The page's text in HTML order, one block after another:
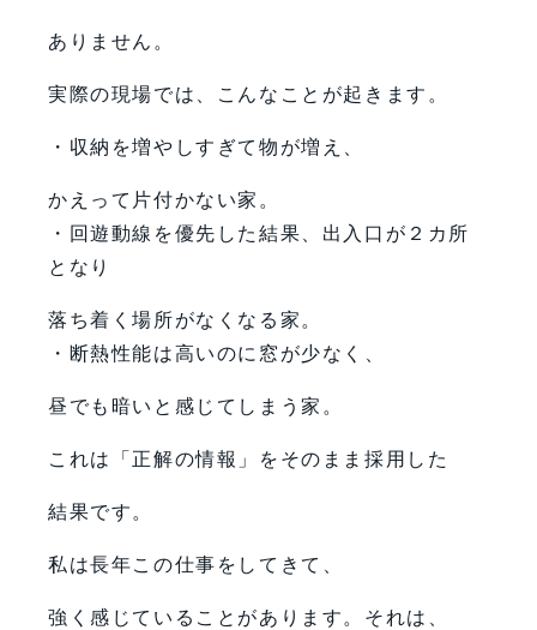
ありません。
実際の現場では、こんなことが起きます。
・収納を増やしすぎて物が増え、
かえって片付かない家。
・回遊動線を優先した結果、出入口が２カ所
となり
落ち着く場所がなくなる家。
・断熱性能は高いのに窓が少なく、
昼でも暗いと感じてしまう家。
これは「正解の情報」をそのまま採用した
結果です。
私は長年この仕事をしてきて、
強く感じていることがあります。それは、